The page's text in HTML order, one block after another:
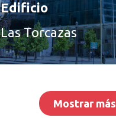
Edificio
Las Torcazas
Mostrar más